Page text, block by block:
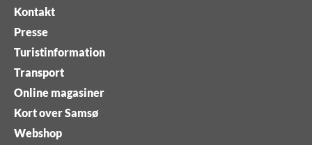
Kontakt
Presse
Turistinformation
Transport
Online magasiner
Kort over Samsø
Webshop